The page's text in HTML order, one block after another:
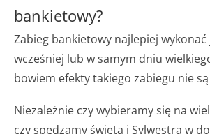
bankietowy?
Zabieg bankietowy najlepiej
wcześniej lub w samym dniu
bowiem efekty takiego zabiegu nie są
Niezależnie czy wybieramy się na
czy spędzamy święta i Sylwestra w